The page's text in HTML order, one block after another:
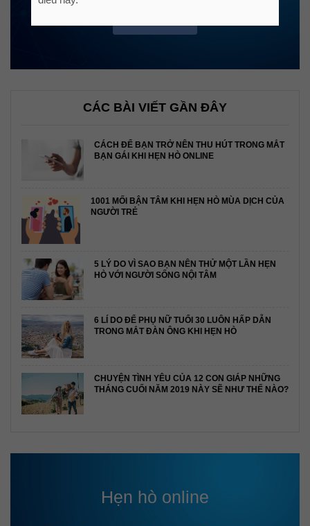
CÁC BÀI VIẾT GẦN ĐÂY
CÁCH ĐỂ BẠN TRỞ NÊN THU HÚT TRONG MẮT
BẠN GÁI KHI HẸN HÒ ONLINE
1001 MỐI BẬN TÂM KHI HẸN HÒ MÙA DỊCH CỦA
NGƯỜI TRẺ
5 LÝ DO VÌ SAO BẠN NÊN THỬ MỘT LẦN HẸN
HÒ VỚI NGƯỜI SỐNG NỘI TÂM
6 LÍ DO ĐỂ PHỤ NỮ TUỔI 30 LUÔN HẤP DẪN
TRONG MẮT ĐÀN ÔNG KHI HẸN HÒ
CHUYỆN TÌNH YÊU CỦA 12 CON GIÁP NHỮNG
THÁNG CUỐI NĂM 2019 NÀY SẼ NHƯ THẾ NÀO?
Hẹn hò online